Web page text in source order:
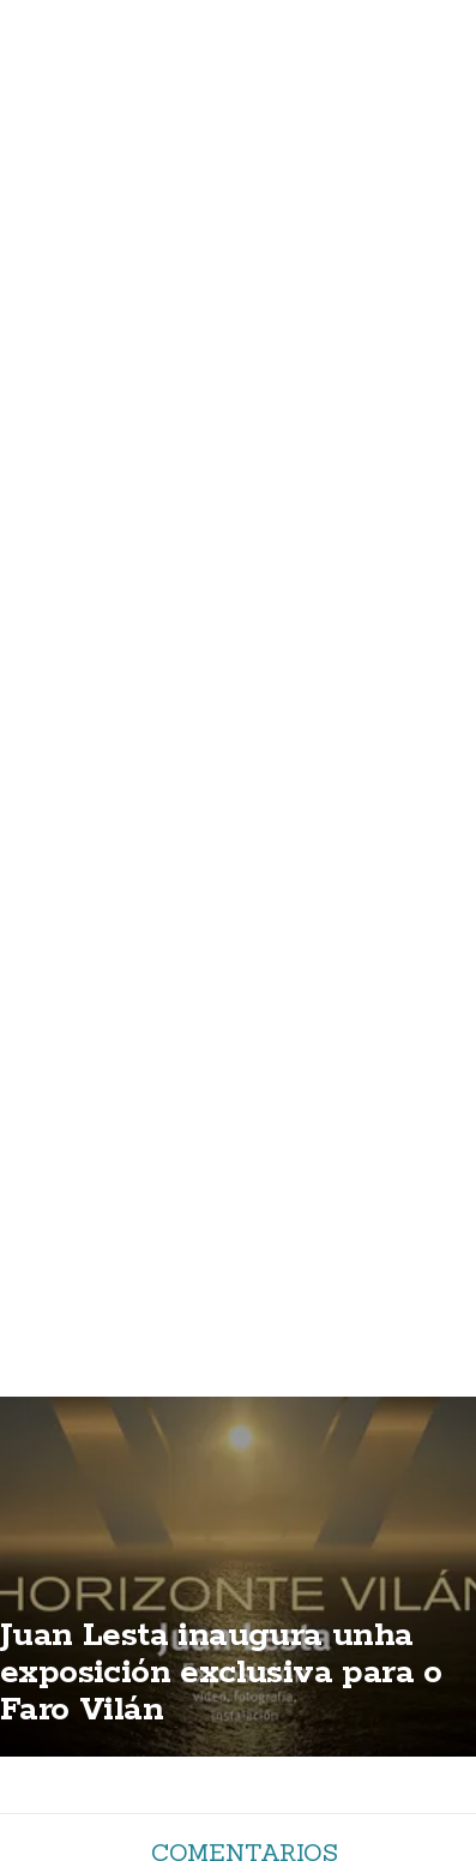
Juan Lesta inaugura unha
exposición exclusiva para o
Faro Vilán
COMENTARIOS